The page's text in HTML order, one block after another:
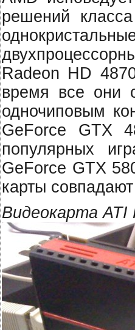
решений
Radeon HD
время все они
одночиповым
GeForce GTX
популярных
GeForce GTX
карты
Видеокарта ATI